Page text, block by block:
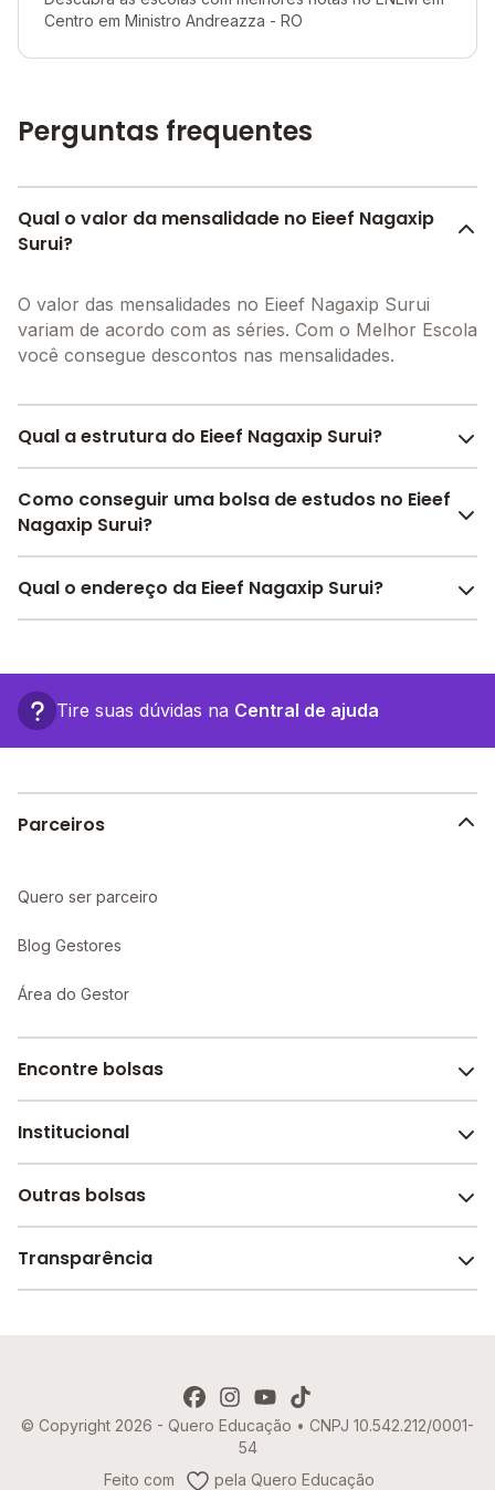
Centro em Ministro Andreazza - RO
Perguntas frequentes
Qual o valor da mensalidade no Eieef Nagaxip
Surui?
O valor das mensalidades no Eieef Nagaxip Surui
variam de acordo com as séries. Com o Melhor Escola
você consegue descontos nas mensalidades.
Qual a estrutura do Eieef Nagaxip Surui?
O Eieef Nagaxip Surui oferece toda a estrutura
necessária para o conforto e desenvolvimento
Como conseguir uma bolsa de estudos no Eieef
Nagaxip Surui?
Pesquise bolsas disponíveis no Melhor Escola e
Qual o endereço da Eieef Nagaxip Surui?
nunes, 1259 - Ministro Andreazza - RO.
Tire suas dúvidas na Central de ajuda
Parceiros
Quero ser parceiro
Blog Gestores
Área do Gestor
Encontre bolsas
Melhores escolas de São Paulo
Escolas por cidade e bairro
Institucional
Sobre o Melhor Escola
Revista Melhor Escola
Outras bolsas
Faculdades e universidades
Transparência
Política de Cookies
© Copyright 2026 - Quero Educação • CNPJ 10.542.212/0001-
54
Feito com
pela Quero Educação